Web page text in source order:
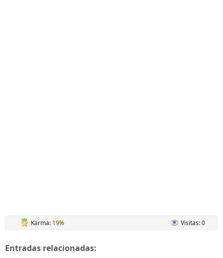
Karma: 19% Visitas: 0
Entradas relacionadas: